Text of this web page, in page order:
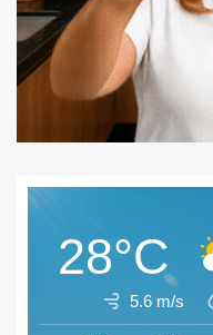
28°C
5.6 m/s